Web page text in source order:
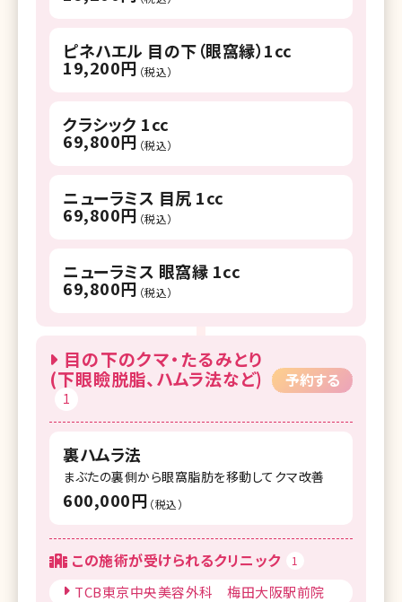
ピネハエル 目の下（眼窩縁）1cc
19,200円 （税込）
クラシック 1cc
69,800円 （税込）
ニューラミス 目尻 1cc
69,800円 （税込）
ニューラミス 眼窩縁 1cc
69,800円 （税込）
目の下のクマ・たるみとり
(下眼瞼脱脂、ハムラ法など)
1
予約する
裏ハムラ法
まぶたの裏側から眼窩脂肪を移動してクマ改善
600,000円 （税込）
この施術が受けられるクリニック 1
TCB東京中央美容外科 梅田大阪駅前院